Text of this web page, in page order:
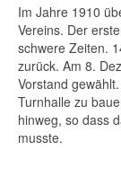
Im Jahre 1910
Vereins. Der
schwere Zeiten.
zurück. Am 8.
Vorstand
Turnhalle zu
hinweg, so dass
musste.